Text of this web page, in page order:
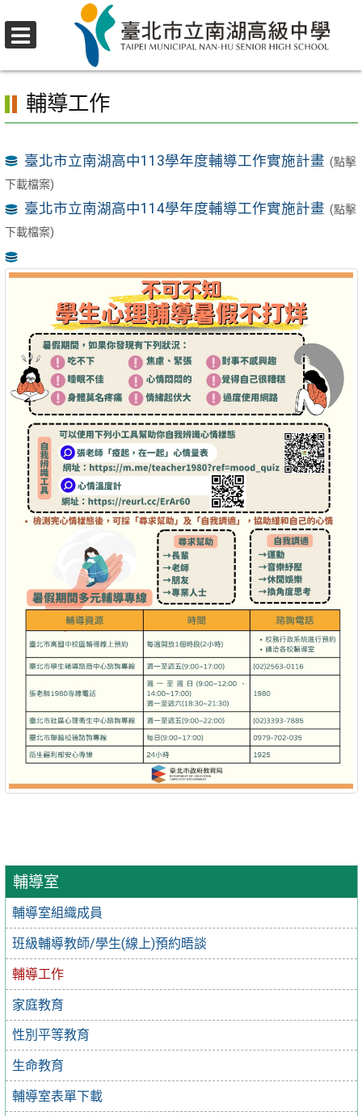
至
容
行政單位
輔導室
輔導室組織成員
班級輔導教師/學生(線上)預約晤談
輔導工作
家庭教育
性別平等教育
生命教育
輔導室表單下載
輔導工作
臺北市立南湖高中113學年度輔導工作實施計畫 (點擊
下載檔案)
臺北市立南湖高中114學年度輔導工作實施計畫 (點擊
下載檔案)
選
單